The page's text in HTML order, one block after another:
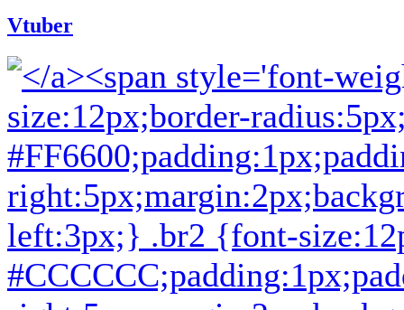
系統 [系統通知] ba2001已經連續答對500 道難題，
系統 [系統通知] ba2001已經連續答對 道難題，
系統 [系統通知] ba2001已經連續答對400道難題，逆
系統 [系統通知] ba2001已經連續答對350 道難題，逆
系統 [系統通知] ba2001已經連續答對 300道難題，逆
系統 [系統通知] 阿綸已經連續答對 道難題，逆天
[系統通知] 道難題，
系統 [系統通知] ba2001已經連續答對200道難題，逆
Vtuber